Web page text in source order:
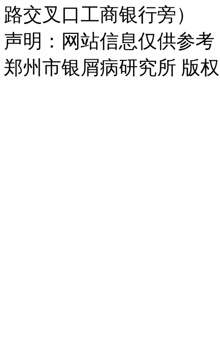
路交叉口工商银行旁）
声明：网站信息仅供参
郑州市银屑病研究所 版